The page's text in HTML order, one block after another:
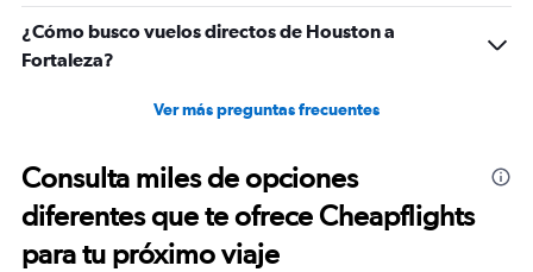
¿Cómo busco vuelos directos de Houston a
Fortaleza?
Ver más preguntas frecuentes
Consulta miles de opciones
diferentes que te ofrece Cheapflights
para tu próximo viaje